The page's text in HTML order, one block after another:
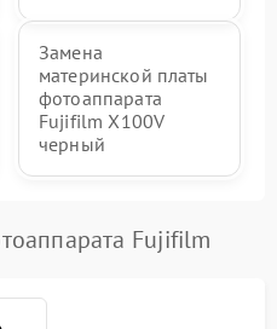
Замена
материнской платы
фотоаппарата
Fujifilm X100V
черный
Fujifilm